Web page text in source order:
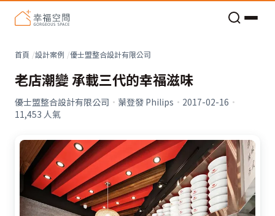
首頁 設計案例 優士盟整合設計有限公司
老店潮變 承載三代的幸福滋味
優士盟整合設計有限公司 · 葉登發 Philips · 2017-02-16 ·
11,453 人氣